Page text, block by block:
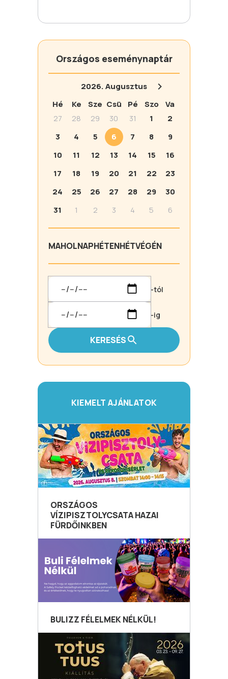
Országos eseménynaptár
2026.Augusztus
Hé
Ke Sze Csü Pé Szo
Va
27
28 29 30 31 1
2
3
4 5 6 7 8
9
10
11 12 13 14 15
16
17
18 19 20 21 22
23
24
25 26 27 28 29
30
31
1 2 3 4 5 6
MAHOLNAPHÉTENHÉTVÉGÉN
-tól
-ig
KERESÉS
KIEMELT AJÁNLATOK
ORSZÁGOS
VÍZIPISZTOLYCSATA HAZAI
FÜRDŐINKBEN
BULIZZ FÉLELMEK NÉLKÜL!